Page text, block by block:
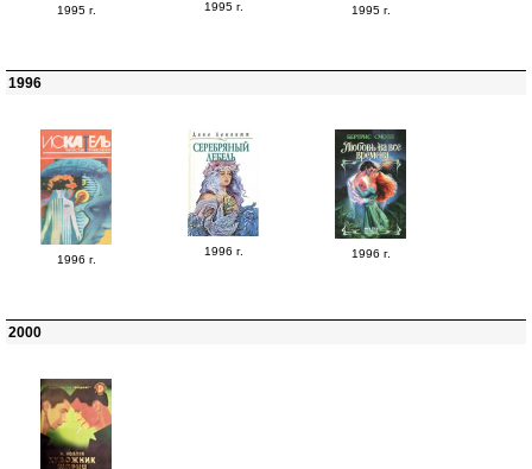
1995 г. 1995 г. 1995 г.
1996
1996 г.
1996 г. 1996 г.
2000